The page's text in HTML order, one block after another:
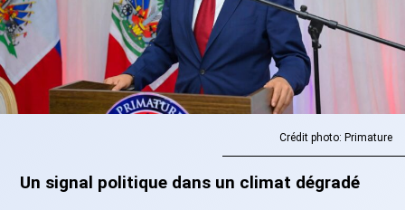
Crédit photo: Primature
Un signal politique dans un climat dégradé